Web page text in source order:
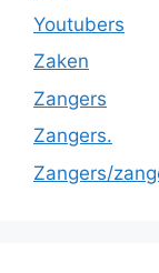
Youtubers
Zaken
Zangers
Zangers.
Zangers/